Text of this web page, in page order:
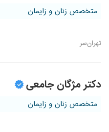
متخصص زنان و زایمان
تهران‌سر
دکتر مژگان جامعی
متخصص زنان و زایمان